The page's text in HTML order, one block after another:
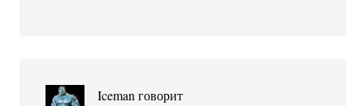
Iceman говорит